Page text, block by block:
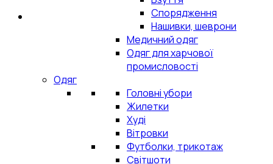
Спорядження
Нашивки, шеврони
Медичний одяг
Одяг для харчової
промисловості
Одяг
Головні убори
Жилетки
Худі
Вітровки
Футболки, трикотаж
Світшоти